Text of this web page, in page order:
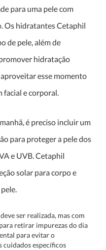
para uma pele com
Os hidratantes Cetaphil
de pele, além de
hidratação
esse momento
facial e corporal.
é preciso incluir um
para proteger a pele dos
e UVB. Cetaphil
solar para corpo e
ser realizada, mas com
retirar impurezas do dia
para evitar o
cuidados específicos